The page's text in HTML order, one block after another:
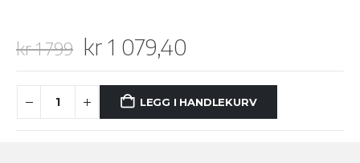
kr1 799 Opprinnelig
pris
var:
kr 1
799.
kr1 079,40
pris
er:
kr 1
079,40.
LEGG I HANDLEKURV